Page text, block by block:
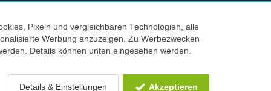
© 2026 Tecedo
Pixeln und vergleichbaren Technologien, alle
Werbung anzuzeigen. Zu Werbezwecken
Details können unten eingesehen werden.
Details & Einstellungen Akzeptieren